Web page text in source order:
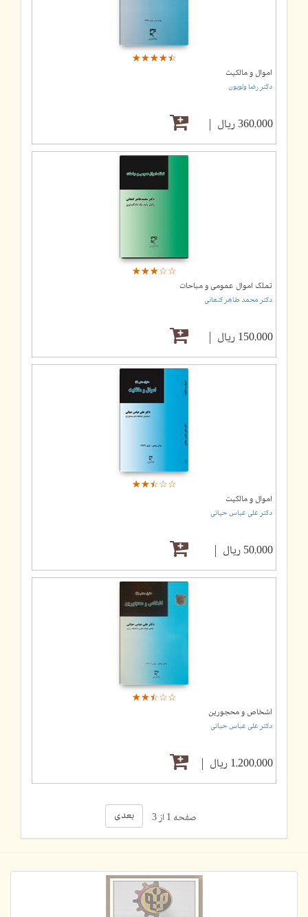
☆☆☆☆☆
★★★★★
اموال و مالکیت
دکتر رضا ولویون
360,000 ریال
☆☆☆☆☆
★★★★★
تملک اموال عمومی و مباحات
دکتر محمد طاهر کنعانی
150,000 ریال
☆☆☆☆☆
★★★★★
اموال و مالکیت
دکتر علی عباس حیاتی
50,000 ریال
☆☆☆☆☆
★★★★★
اشخاص و محجورین
دکتر علی عباس حیاتی
1,200,000 ریال
صفحه 1 از 3 بعدی